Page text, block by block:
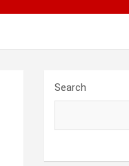
Search